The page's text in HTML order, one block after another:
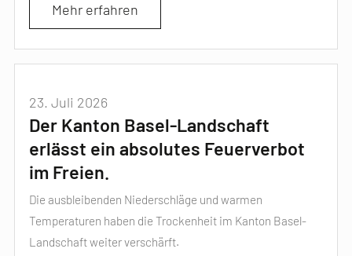
Mehr erfahren
23. Juli 2026
Der Kanton Basel-Landschaft
erlässt ein absolutes Feuerverbot
im Freien.
Die ausbleibenden Niederschläge und warmen
Temperaturen haben die Trockenheit im Kanton Basel-
Landschaft weiter verschärft.